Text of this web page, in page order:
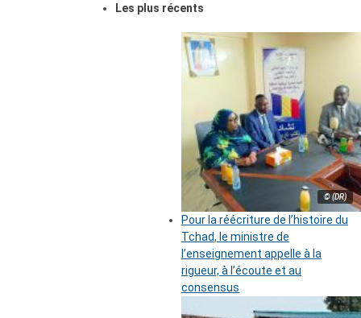
Les plus récents
© (DR)
Pour la réécriture de l’histoire du
Tchad, le ministre de
l’enseignement appelle à la
rigueur, à l’écoute et au
consensus